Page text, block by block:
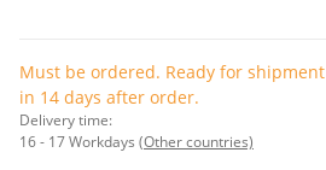
Must be ordered. Ready for shipment
in 14 days after order.
Delivery time:
16 - 17 Workdays (Other countries)